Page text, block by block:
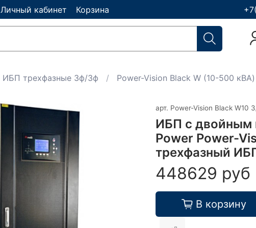
Личный кабинет Корзина
ИБП трехфазные 3ф/3ф Power-Vision Black W (10-500 кВА)
арт. Power-Vision Black W10
ИБП с двойным
Power Power-
трехфазный
448629 руб
В корзину